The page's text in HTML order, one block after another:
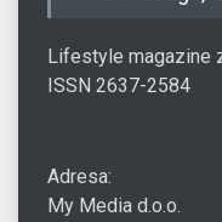
Lifestyle magazine
ISSN 2637-2584
Adresa:
My Media d.o.o.